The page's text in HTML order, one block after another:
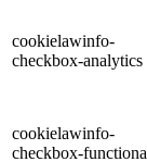
cookielawinfo-
checkbox-analytics
cookielawinfo-
checkbox-